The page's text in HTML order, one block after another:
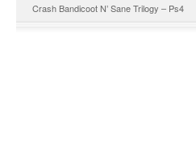
Crash Bandicoot N’ Sane Trilogy – Ps4